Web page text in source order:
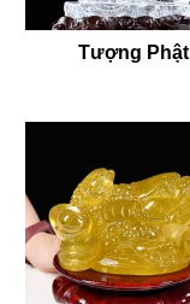
Tượng Phật